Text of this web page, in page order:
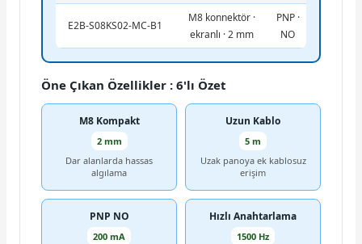
E2B-S08KS02-MC-B1
M8 konnektör ·
ekranlı · 2 mm
PNP ·
NO
Öne Çıkan Özellikler : 6'lı Özet
M8 Kompakt
2 mm
Dar alanlarda hassas
algılama
Uzun Kablo
5 m
Uzak panoya ek kablosuz
erişim
PNP NO
200 mA
Hızlı Anahtarlama
1500 Hz